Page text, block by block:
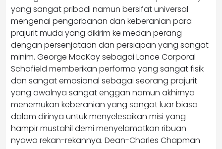
yang sangat pribadi namun bersifat universal
mengenai pengorbanan dan keberanian para
prajurit muda yang dikirim ke medan perang
dengan persenjataan dan persiapan yang sangat
minim. George MacKay sebagai Lance Corporal
Schofield memberikan performa yang sangat fisik
dan sangat emosional sebagai seorang prajurit
yang awalnya sangat enggan namun akhirnya
menemukan keberanian yang sangat luar biasa
dalam dirinya untuk menyelesaikan misi yang
hampir mustahil demi menyelamatkan ribuan
nyawa rekan-rekannya. Dean-Charles Chapman